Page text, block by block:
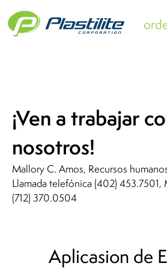
¡Ven a trabajar
nosotros!
Mallory C. Amos, Recursos
Llamada telefónica (402) 453.7501,
(712) 370.0504
Aplicasion de